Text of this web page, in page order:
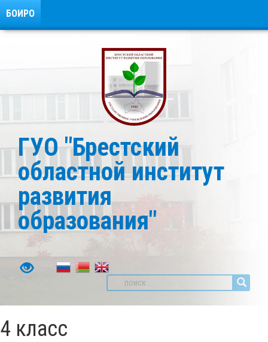
ГУО "Брестский
областной институт
развития
образования"
БОИРО
4 класс